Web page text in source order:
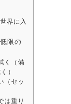
界に入
限の
く（備
）
（セッ
は重り